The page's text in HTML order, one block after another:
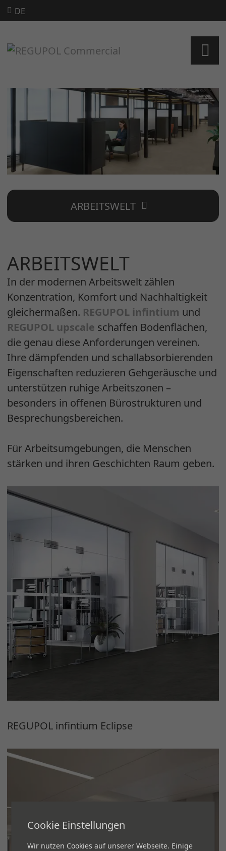
DE
ARBEITSWELT
ARBEITSWELT
In der modernen Arbeitswelt zählen
Konzentration, Komfort und Nachhaltigkeit
gleichermaßen. REGUPOL infintium und
REGUPOL upscale schaffen Bodenflächen,
die genau diese Anforderungen vereinen.
Ihre dämpfenden und schallabsorbierenden
Eigenschaften reduzieren Gehgeräusche und
unterstützen ruhige Arbeitszonen –
besonders in offenen Bürostrukturen und
Besprechungsbereichen.
Für Arbeitsumgebungen, die Menschen
stärken und ihren Geschichten Raum geben.
REGUPOL infintium Eclipse
Cookie Einstellungen
Wir nutzen Cookies auf unserer Webseite. Einige